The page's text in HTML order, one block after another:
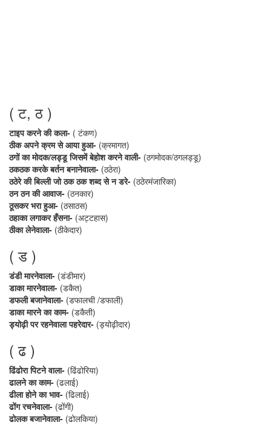
( ट, ठ )
टाइप करने की कला- ( टंकण)
ठीक अपने क्रम से आया हुआ- (क्रमागत)
ठगों का मोदक/लड्डू जिसमें बेहोश करने वाली- (ठगमोदक/ठगलड्डू)
ठकठक करके बर्तन बनानेवाला- (ठठेरा)
ठठेरे की बिल्ली जो ठक ठक शब्द से न डरे- (ठठेरमंजारिका)
ठन ठन की आवाज- (ठनकार)
ठूसकर भरा हुआ- (ठसाठस)
ठहाका लगाकर हँसना- (अट्टहास)
ठीका लेनेवाला- (ठीकेदार)
( ड )
डंडी मारनेवाला- (डंडीमार)
डाका मारनेवाला- (डकैत)
डफली बजानेवाला- (डफालची /डफाली)
डाका मारने का काम- (डकैती)
ड्योढ़ी पर रहनेवाला पहरेदार- (ड्योढ़ीदार)
( ढ )
ढिंढोरा पिटने वाला- (ढिंढोरिया)
ढालने का काम- (ढलाई)
ढीला होने का भाव- (ढिलाई)
ढोंग रचनेवाला- (ढोंगी)
ढोलक बजानेवाला- (ढोलकिया)